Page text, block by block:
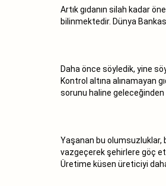
Artık gıdanın silah kadar
bilinmektedir. Dünya
Daha önce söyledik, yine
Kontrol altına alınamayan
sorunu haline geleceğinden
Yaşanan bu olumsuzluklar,
vazgeçerek şehirlere göç
Üretime küsen üreticiyi